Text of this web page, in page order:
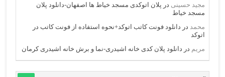
مجید حسینی در پلان اتوکدی مسجد خیاط ها اصفهان-دانلود پلان
مسجد خیاط
محمد در دانلود فونت کاتب اتوکد+نحوه استفاده از فونت کاتب در
اتوکد
مریم در دانلود پلان کدی خانه اشیدری-نما و برش خانه اشیدری کرمان